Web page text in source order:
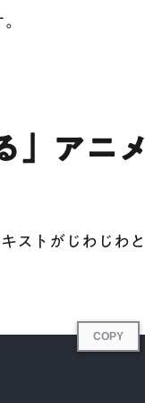
」アニメ
ストがじわじわと
COPY